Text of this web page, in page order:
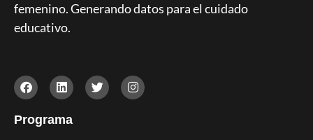
femenino. Generando datos para el cuidado
educativo.
Programa